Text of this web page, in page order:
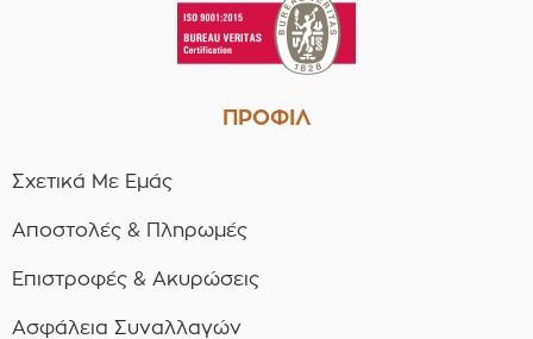
ΠΡΟΦΙΛ
Σχετικά Με Εμάς
Αποστολές & Πληρωμές
Επιστροφές & Ακυρώσεις
Ασφάλεια Συναλλαγών